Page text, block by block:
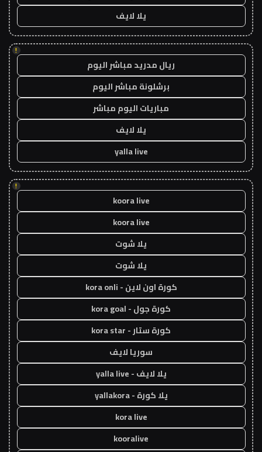
يلا لايف
!
ريال مدريد مباشر اليوم
برشلونة مباشر اليوم
مباريات اليوم مباشر
يلا لايف
yalla live
!
koora live
koora live
يلا شوت
يلا شوت
كورة اون لاين - kora onli
كورة جول - kora goal
كورة ستار - kora star
سوريا لايف
يلا لايف - yalla live
يلا كورة - yallakora
kora live
kooralive